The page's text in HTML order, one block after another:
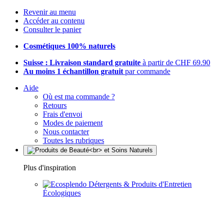
Revenir au menu
Accéder au contenu
Consulter le panier
Cosmétiques 100% naturels
Suisse : Livraison standard gratuite à partir de CHF 69.90
Au moins 1 échantillon gratuit par commande
Aide
Où est ma commande ?
Retours
Frais d'envoi
Modes de paiement
Nous contacter
Toutes les rubriques
Plus d'inspiration
Détergents & Produits d'Entretien
Écologiques